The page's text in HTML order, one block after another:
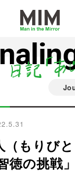
（もりび
徳の挑戦